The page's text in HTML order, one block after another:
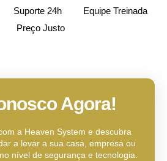
Suporte 24h
Equipe Treinada
Preço Justo
Agora!
a Heaven System e descubra
a levar a sua casa, empresa ou
nível de segurança e tecnologia.